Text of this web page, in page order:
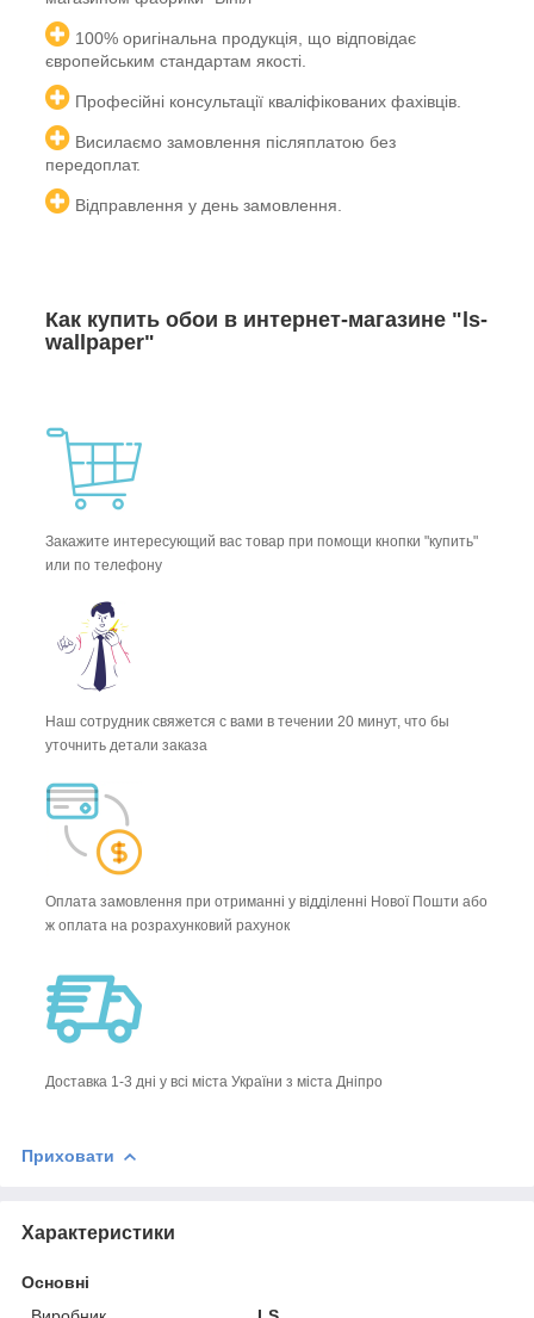
100% оригінальна продукція, що відповідає
європейським стандартам якості.
Професійні консультації кваліфікованих фахівців.
Висилаємо замовлення післяплатою без
передоплат.
Відправлення у день замовлення.
Как купить обои в интернет-магазине "ls-
wallpaper"
Закажите интересующий вас товар при помощи кнопки "купить"
или по телефону
Наш сотрудник свяжется с вами в течении 20 минут, что бы
уточнить детали заказа
Оплата замовлення при отриманні у відділенні Нової Пошти або
ж оплата на розрахунковий рахунок
Доставка 1-3 дні у всі міста України з міста Дніпро
Приховати
Характеристики
Основні